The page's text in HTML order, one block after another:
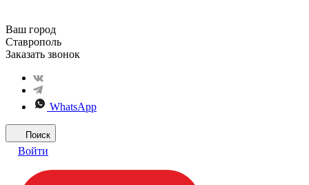
Ваш город
Ставрополь
Заказать звонок
WhatsApp
Поиск
Войти